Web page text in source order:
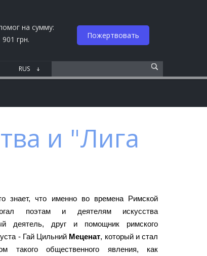
на сумму:
грн.
Пожертвовать
и "Лига
знает, что именно во времена Римской
поэтам и деятелям искусства
деятель, друг и помощник римского
- Гай Цильний Меценат, который и стал
такого общественного явления, как